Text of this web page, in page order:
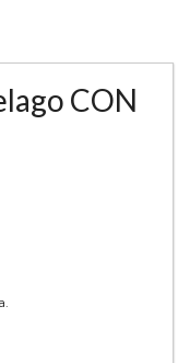
CON